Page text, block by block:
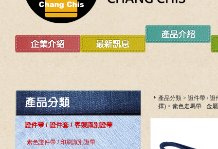
證件帶 / 證件套 / 客製識別證帶
素色證件帶 / 印刷識別證帶
產品分類 > 證件帶 / 證
擇) > 素色走馬帶 - 金